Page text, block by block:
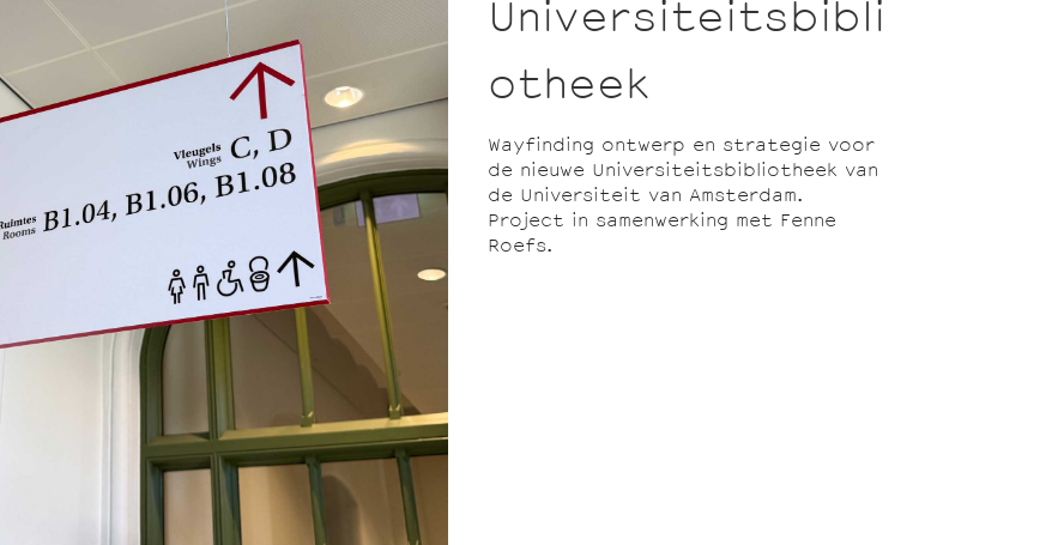
Universiteitsbibli
otheek
Wayfinding ontwerp en strategie voor
de nieuwe Universiteitsbibliotheek van
de Universiteit van Amsterdam.
Project in samenwerking met Fenne
Roefs.